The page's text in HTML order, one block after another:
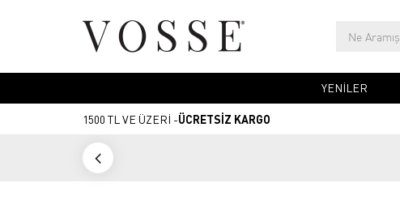
YENİLER
1500 TL VE ÜZERİ -ÜCRETSİZ KARGO